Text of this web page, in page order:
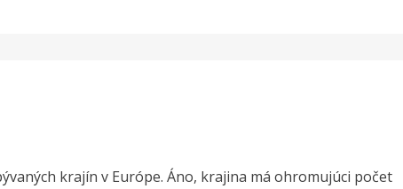
krajín v Európe. Áno, krajina má ohromujúci počet